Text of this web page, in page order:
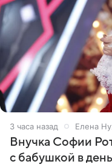
3 часа назад Елена
Внучка Софии
с бабушкой в